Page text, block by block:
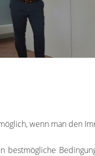
wenn man den
bestmögliche